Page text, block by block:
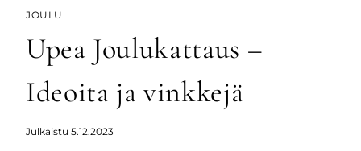
JOULU
Upea Joulukattaus –
Ideoita ja vinkkejä
Julkaistu 5.12.2023